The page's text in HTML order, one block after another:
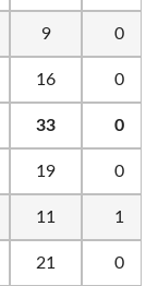
9 0
16 0
33 0
19 0
11 1
21 0